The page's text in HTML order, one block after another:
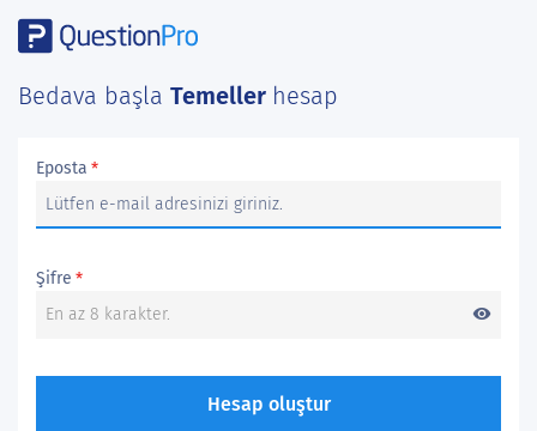
Bedava başla Temeller hesap
Eposta *
Şifre *
visibility
Hesap oluştur